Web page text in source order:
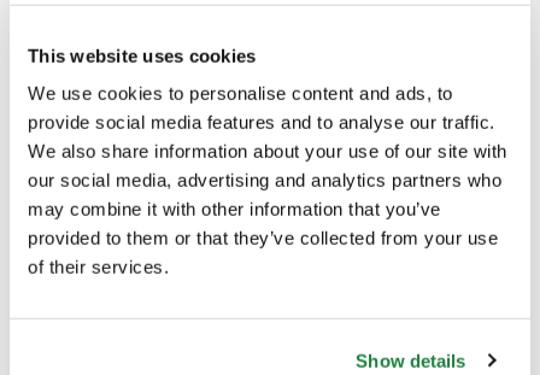
This website uses cookies
We use cookies to personalise content and ads, to
provide social media features and to analyse our traffic.
We also share information about your use of our site with
our social media, advertising and analytics partners who
may combine it with other information that you’ve
provided to them or that they’ve collected from your use
of their services.
Show details
Material Principal Veludo
Cor Azul
Origem Portugal